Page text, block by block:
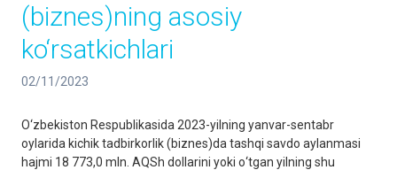
(biznes)ning asosiy
ko‘rsatkichlari
02/11/2023
O‘zbekiston Respublikasida 2023-yilning yanvar-sentabr
oylarida kichik tadbirkorlik (biznes)da tashqi savdo aylanmasi
hajmi 18 773,0 mln. AQSh dollarini yoki о‘tgan yilning shu